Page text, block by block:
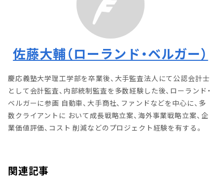
佐藤大輔（ローランド・ベルガー）
慶応義塾大学理工学部を卒業後、大手監査法人にて公認会計士
として会計監査、内部統制監査を多数経験した後、ローランド・
ベルガーに参画 自動車、大手商社、ファンドなどを中心に、多
数クライアントに おいて成長戦略立案、海外事業戦略立案、企
業価値評価、コスト 削減などのプロジェクト経験を有する。
関連記事